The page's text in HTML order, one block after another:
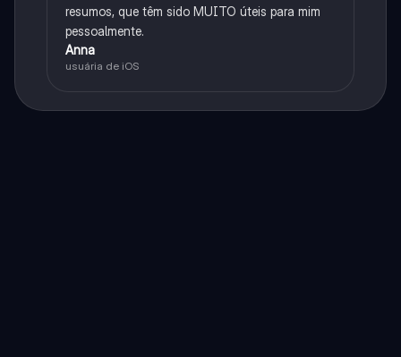
resumos, que têm sido MUITO úteis para mim
pessoalmente.
Anna
usuária de iOS